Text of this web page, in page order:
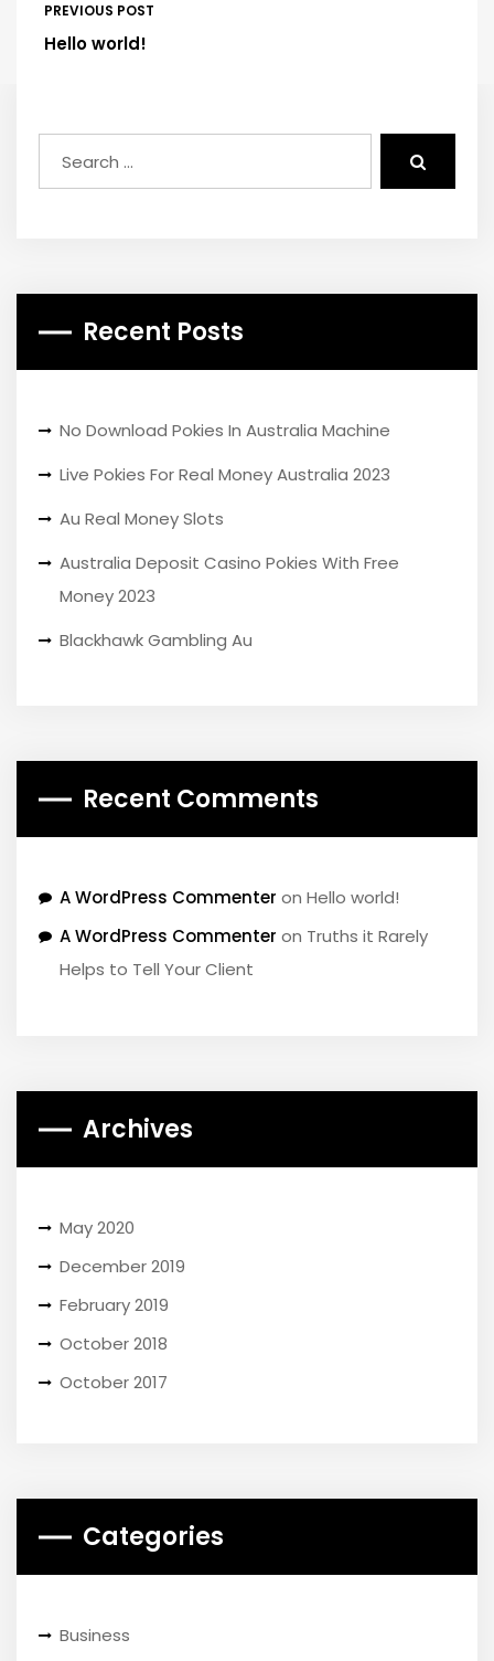
PREVIOUS POST
Hello world!
Recent Posts
No Download Pokies In Australia Machine
Live Pokies For Real Money Australia 2023
Au Real Money Slots
Australia Deposit Casino Pokies With Free
Money 2023
Blackhawk Gambling Au
Recent Comments
A WordPress Commenter on Hello world!
A WordPress Commenter on Truths it Rarely
Helps to Tell Your Client
Archives
May 2020
December 2019
February 2019
October 2018
October 2017
Categories
Business